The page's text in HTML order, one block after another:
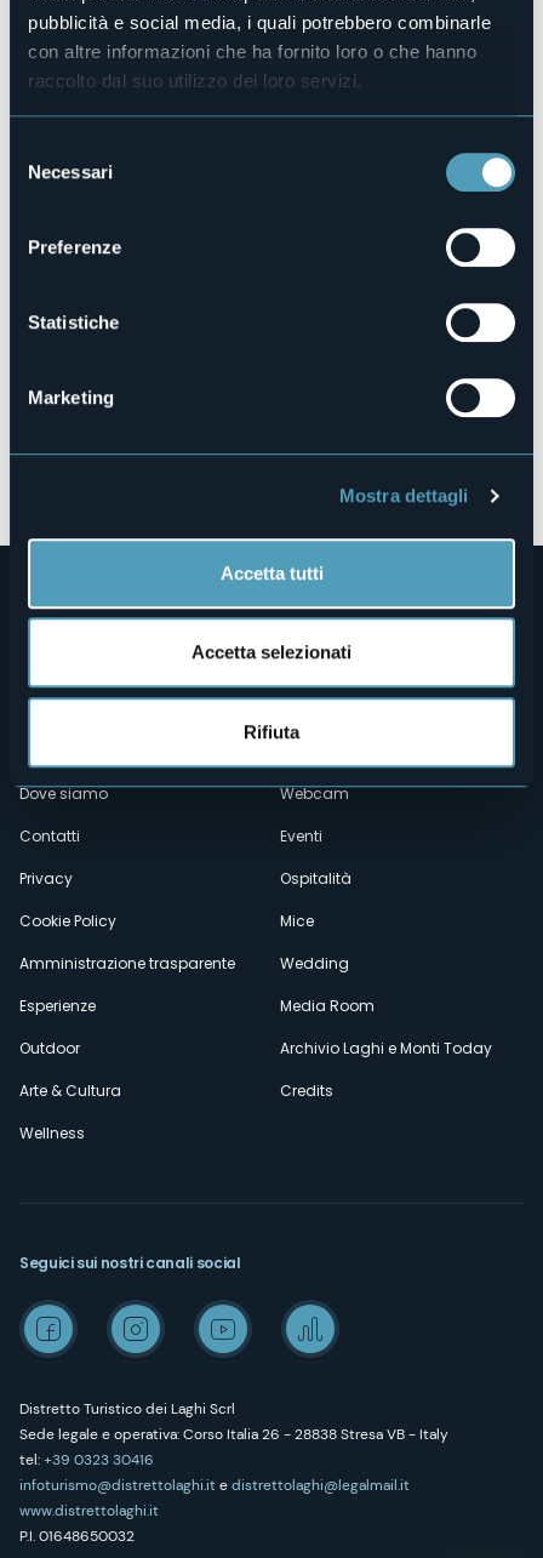
pubblicità e social media, i quali potrebbero combinarle
con altre informazioni che ha fornito loro o che hanno
raccolto dal suo utilizzo dei loro servizi.
delNecessari
Preferenze
Statistiche
Marketing
Mostra dettagli
Accetta tutti
Accetta selezionati
Rifiuta
Codice CIR
103008-ALB-00016
Prenota la struttura
Menù
secondario
Dove siamo
Contatti
Privacy
Cookie Policy
Amministrazione trasparente
Esperienze
Outdoor
Arte & Cultura
Wellness
Webcam
Eventi
Ospitalità
Mice
Wedding
Media Room
Archivio Laghi e Monti Today
Credits
Distretto Turistico dei Laghi Scrl
Sede legale e operativa: Corso Italia 26 - 28838 Stresa VB - Italy
tel:+39 0323 30416
infoturismo@distrettolaghi.itedistrettolaghi@legalmail.it
www.distrettolaghi.it
P.I. 01648650032
Seguici sui nostri canali social